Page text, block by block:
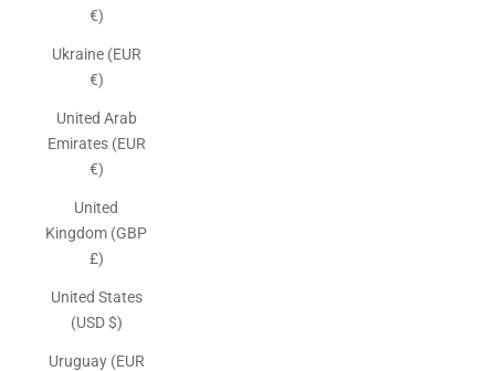
€)
Ukraine (EUR
€)
United Arab
Emirates (EUR
€)
United
Kingdom (GBP
£)
United States
(USD $)
Uruguay (EUR